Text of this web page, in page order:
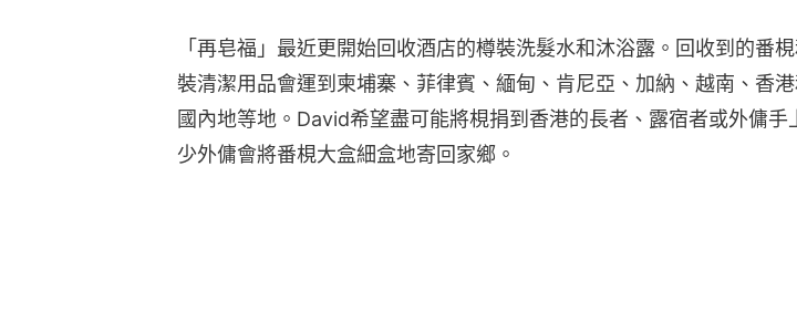
「再皂福」最近更開始回收酒店的樽裝洗髮水和沐浴露。回收到的番
裝清潔用品會運到柬埔寨、菲律賓、緬甸、肯尼亞、加納、越南、香
國內地等地。David希望盡可能將梘捐到香港的長者、露宿者或外傭手
少外傭會將番梘大盒細盒地寄回家鄉。